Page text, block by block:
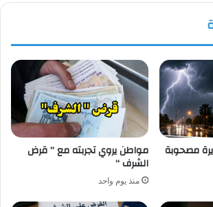
مصحوبة مواطن يروي تجربته مع ” قرض
الشرف “
منذ يوم واحد